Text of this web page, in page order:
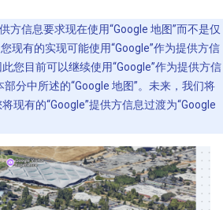
方信息要求现在使用“Google 地图”而不是仅
现有的实现可能使用“Google”作为提供方信
您目前可以继续使用“Google”作为提供方信
分中所述的“Google 地图”。未来，我们将
现有的“Google”提供方信息过渡为“Google